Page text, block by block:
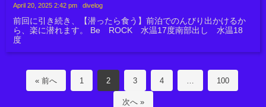
April 20, 2025 2:42 pm | divelog
前回に引き続き、【潜ったら食う】前泊でのんびり出かけるか
ら、楽に潜れます。 Be ROCK 水温17度南部出し 水温18
度
« 前へ 1 2 3 4 100
次へ »